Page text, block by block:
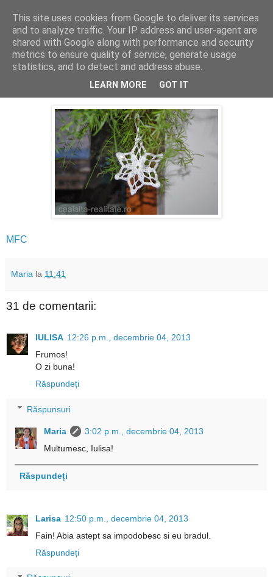
Cealalta realitate
miercuri, decembrie 04, 2013
Miercurea fara cuvinte (7)
MFC
Maria la 11:41
31 de comentarii:
IULISA 12:26 p.m., decembrie 04, 2013
Frumos!
O zi buna!
Răspundeți
Răspunsuri
Maria
3:02 p.m., decembrie 04, 2013
Multumesc, Iulisa!
Răspundeți
Larisa 12:50 p.m., decembrie 04, 2013
Fain! Abia astept sa impodobesc si eu bradul.
Răspundeți
This site uses cookies from Google to deliver its services
and to analyze traffic. Your IP address and user-agent are
shared with Google along with performance and security
metrics to ensure quality of service, generate usage
statistics, and to detect and address abuse.
LEARN MORE GOT IT